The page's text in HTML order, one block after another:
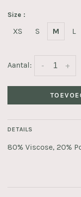
Size :
XS S M L
Aantal: +
-
DETAILS
80% Viscose, 20%